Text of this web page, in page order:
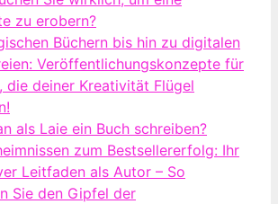
zu erobern?
Büchern bis hin zu digitalen
Veröffentlichungskonzepte für
die deiner Kreativität Flügel
als Laie ein Buch schreiben?
zum Bestsellererfolg: Ihr
Leitfaden als Autor – So
Sie den Gipfel der